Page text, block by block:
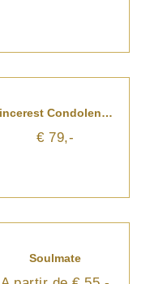
Sincerest Condolences
€ 79,-
Soulmate